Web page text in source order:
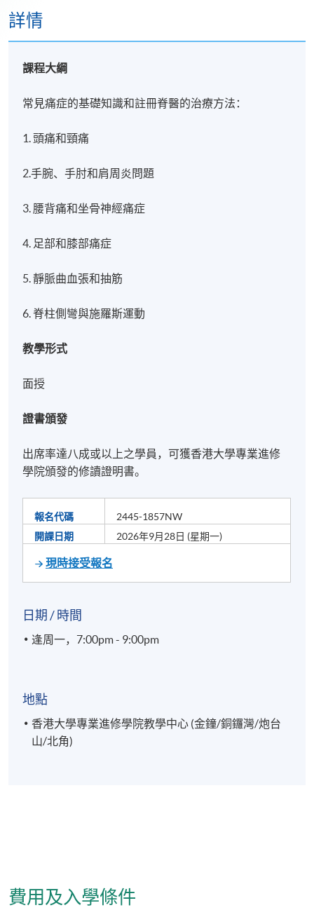
詳情
課程大綱
常見痛症的基礎知識和註冊脊醫的治療方法：
1. 頭痛和頸痛
2.手腕、手肘和肩周炎問題
3. 腰背痛和坐骨神經痛症
4. 足部和膝部痛症
5. 靜脈曲血張和抽筋
6. 脊柱側彎與施羅斯運動
教學形式
面授
證書頒發
出席率達八成或以上之學員，可獲香港大學專業進修
學院頒發的修讀證明書。
報名代碼
2445-1857NW
開課日期
2026年9月28日 (星期一)
現時接受報名
日期 / 時間
逢周一，7:00pm - 9:00pm
地點
香港大學專業進修學院教學中心 (金鐘/銅鑼灣/炮台
山/北角)
費用及入學條件